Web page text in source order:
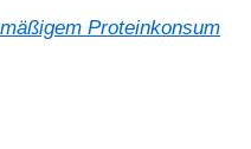
Proteinkonsum